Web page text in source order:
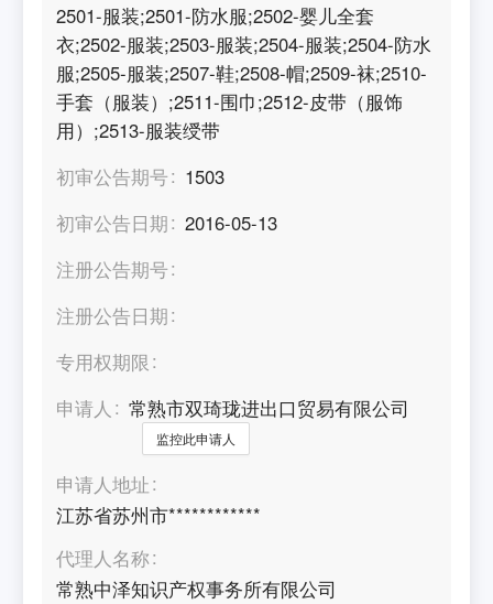
2501-服装;2501-防水服;2502-婴儿全套
衣;2502-服装;2503-服装;2504-服装;2504-防水
服;2505-服装;2507-鞋;2508-帽;2509-袜;2510-
手套（服装）;2511-围巾;2512-皮带（服饰
用）;2513-服装绶带
初审公告期号
1503
初审公告日期
2016-05-13
注册公告期号
注册公告日期
专用权期限
申请人
常熟市双琦珑进出口贸易有限公司
监控此申请人
申请人地址
江苏省苏州市************
代理人名称
常熟中泽知识产权事务所有限公司